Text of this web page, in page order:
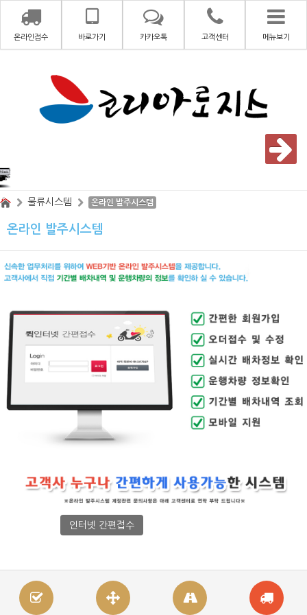
온라인접수 바로가기 카카오톡 고객센터 메뉴보기
물류시스템 온라인 발주시스템
온라인 발주시스템
인터넷 간편접수